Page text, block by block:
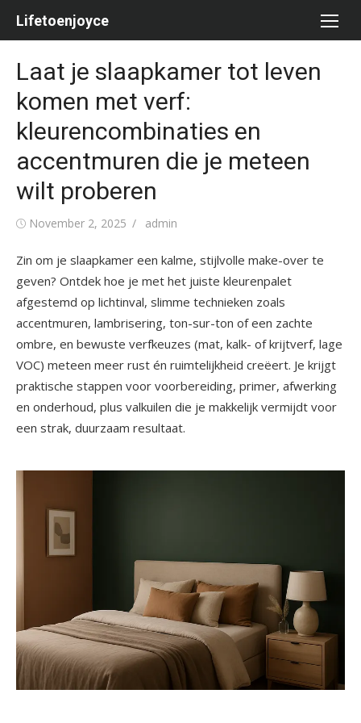
Lifetoenjoyce
Laat je slaapkamer tot leven
komen met verf:
kleurencombinaties en
accentmuren die je meteen
wilt proberen
Posted
November 2, 2025 Author
admin
Zin om je slaapkamer een kalme, stijlvolle make-over te
geven? Ontdek hoe je met het juiste kleurenpalet
afgestemd op lichtinval, slimme technieken zoals
accentmuren, lambrisering, ton-sur-ton of een zachte
ombre, en bewuste verfkeuzes (mat, kalk- of krijtverf, lage
VOC) meteen meer rust én ruimtelijkheid creëert. Je krijgt
praktische stappen voor voorbereiding, primer, afwerking
en onderhoud, plus valkuilen die je makkelijk vermijdt voor
een strak, duurzaam resultaat.